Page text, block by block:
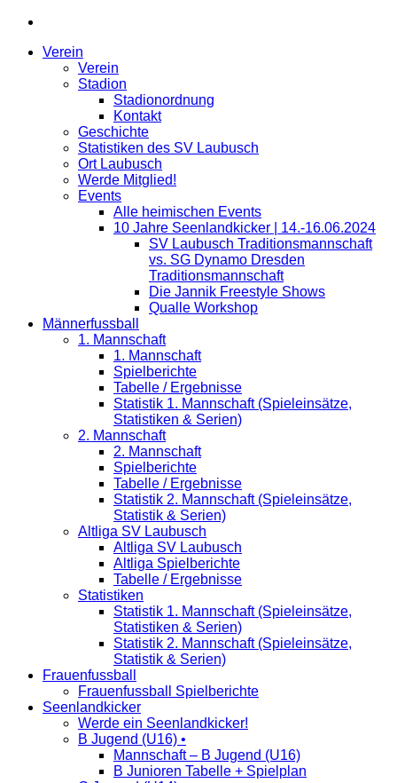
Verein
Verein
Stadion
Stadionordnung
Kontakt
Geschichte
Statistiken des SV Laubusch
Ort Laubusch
Werde Mitglied!
Events
Alle heimischen Events
10 Jahre Seenlandkicker | 14.-16.06.2024
SV Laubusch Traditionsmannschaft
vs. SG Dynamo Dresden
Traditionsmannschaft
Die Jannik Freestyle Shows
Qualle Workshop
Männerfussball
1. Mannschaft
1. Mannschaft
Spielberichte
Tabelle / Ergebnisse
Statistik 1. Mannschaft (Spieleinsätze,
Statistiken & Serien)
2. Mannschaft
2. Mannschaft
Spielberichte
Tabelle / Ergebnisse
Statistik 2. Mannschaft (Spieleinsätze,
Statistik & Serien)
Altliga SV Laubusch
Altliga SV Laubusch
Altliga Spielberichte
Tabelle / Ergebnisse
Statistiken
Statistik 1. Mannschaft (Spieleinsätze,
Statistiken & Serien)
Statistik 2. Mannschaft (Spieleinsätze,
Statistik & Serien)
Frauenfussball
Frauenfussball Spielberichte
Seenlandkicker
Werde ein Seenlandkicker!
B Jugend (U16) •
Mannschaft – B Jugend (U16)
B Junioren Tabelle + Spielplan